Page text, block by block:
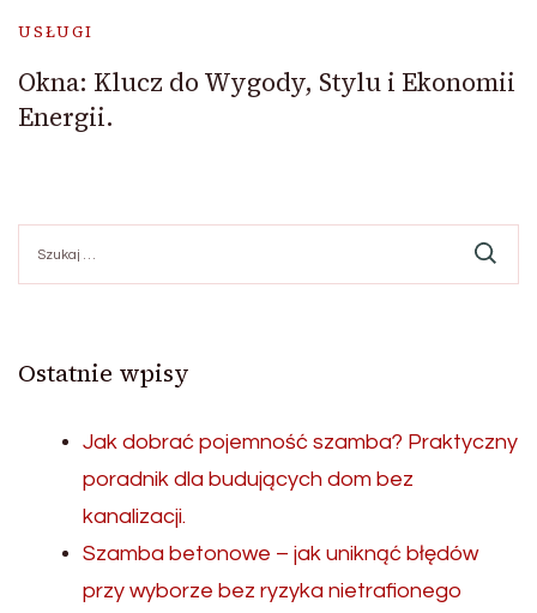
USŁUGI
Okna: Klucz do Wygody, Stylu i Ekonomii
Energii.
Ostatnie wpisy
Jak dobrać pojemność szamba? Praktyczny
poradnik dla budujących dom bez
kanalizacji.
Szamba betonowe – jak uniknąć błędów
przy wyborze bez ryzyka nietrafionego